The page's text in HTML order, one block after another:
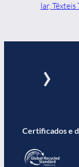
lar,
Certificados e